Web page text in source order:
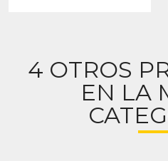
4 OTROS
EN LA